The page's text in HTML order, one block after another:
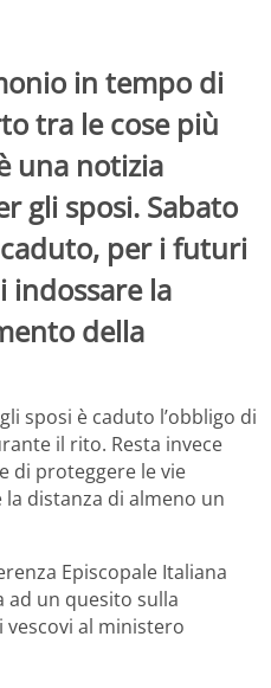
in tempo di
tra le cose più
una notizia
gli sposi. Sabato
per i futuri
indossare la
della
sposi è caduto l’obbligo di
il rito. Resta invece
di proteggere le vie
distanza di almeno un
Episcopale Italiana
ad un quesito sulla
al ministero